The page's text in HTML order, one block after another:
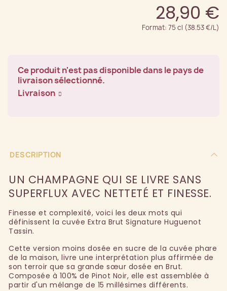
28,90 €
Format: 75 cl (38.53 €/L)
Ce produit n'est pas disponible dans le pays de
livraison sélectionné.
Livraison
DESCRIPTION
UN CHAMPAGNE QUI SE LIVRE SANS
SUPERFLUX AVEC NETTETÉ ET FINESSE.
Finesse et complexité, voici les deux mots qui
définissent la cuvée Extra Brut Signature Huguenot
Tassin.
Cette version moins dosée en sucre de la cuvée phare
de la maison, livre une interprétation plus affirmée de
son terroir que sa grande sœur dosée en Brut.
Composée à 100% de Pinot Noir, elle est assemblée à
partir d'un mélange de 15 millésimes différents.